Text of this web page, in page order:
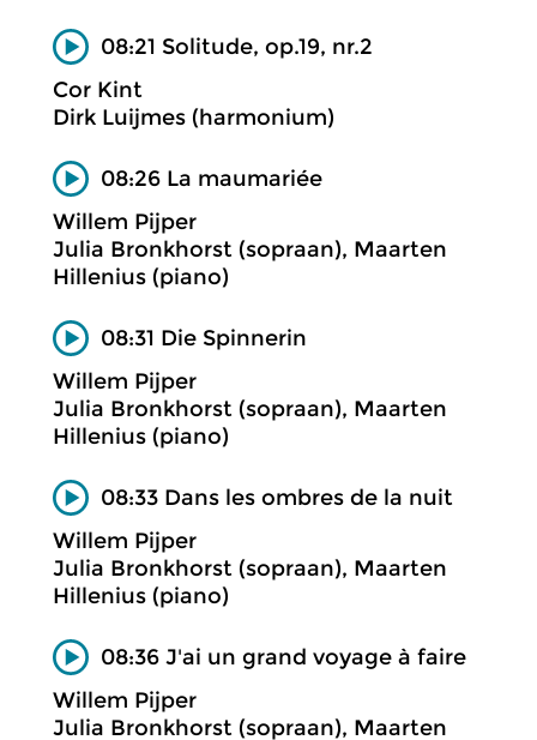
08:21 Solitude, op.19, nr.2
Cor Kint
Dirk Luijmes (harmonium)
08:26 La maumariée
Willem Pijper
Julia Bronkhorst (sopraan), Maarten
Hillenius (piano)
08:31 Die Spinnerin
Willem Pijper
Julia Bronkhorst (sopraan), Maarten
Hillenius (piano)
08:33 Dans les ombres de la nuit
Willem Pijper
Julia Bronkhorst (sopraan), Maarten
Hillenius (piano)
08:36 J'ai un grand voyage à faire
Willem Pijper
Julia Bronkhorst (sopraan), Maarten